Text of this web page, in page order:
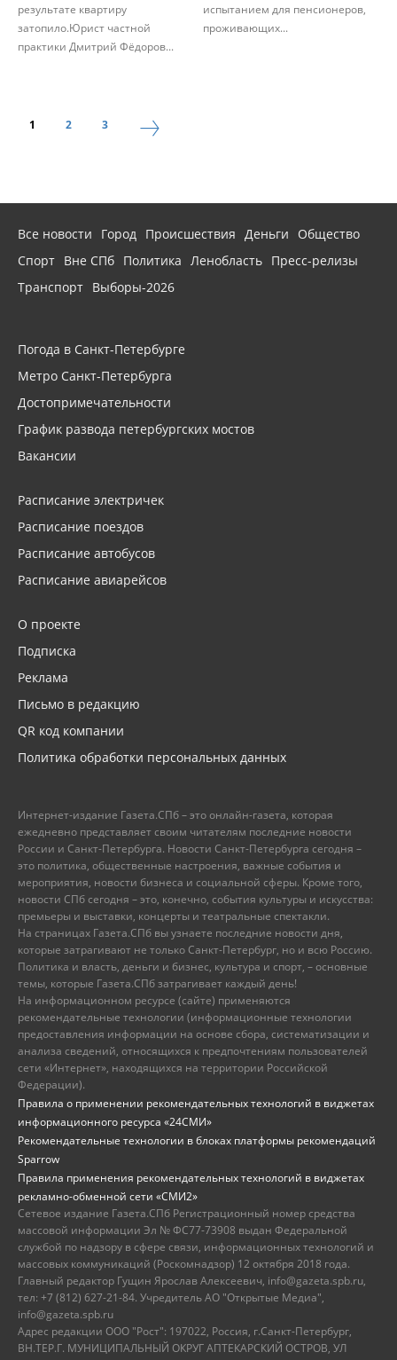
результате квартиру
затопило.Юрист частной
практики Дмитрий Фёдоров...
испытанием для пенсионеров,
проживающих...
1 2 3
Все новости Город Происшествия Деньги
Общество
Спорт Вне СПб Политика Ленобласть Пресс-релизы
Транспорт Выборы-2026
Погода в Санкт-Петербурге
Метро Санкт-Петербурга
Достопримечательности
График развода петербургских мостов
Вакансии
Расписание электричек
Расписание поездов
Расписание автобусов
Расписание авиарейсов
О проекте
Подписка
Реклама
Письмо в редакцию
QR код компании
Политика обработки персональных данных
Интернет-издание Газета.СПб – это онлайн-газета, которая
ежедневно представляет своим читателям последние новости
России и Санкт-Петербурга. Новости Санкт-Петербурга сегодня –
это политика, общественные настроения, важные события и
мероприятия, новости бизнеса и социальной сферы. Кроме того,
новости СПб сегодня – это, конечно, события культуры и искусства:
премьеры и выставки, концерты и театральные спектакли.
На страницах Газета.СПб вы узнаете последние новости дня,
которые затрагивают не только Санкт-Петербург, но и всю Россию.
Политика и власть, деньги и бизнес, культура и спорт, – основные
темы, которые Газета.СПб затрагивает каждый день!
На информационном ресурсе (сайте) применяются
рекомендательные технологии (информационные технологии
предоставления информации на основе сбора, систематизации и
анализа сведений, относящихся к предпочтениям пользователей
сети «Интернет», находящихся на территории Российской
Федерации).
Правила о применении рекомендательных технологий в виджетах
информационного ресурса «24СМИ»
Рекомендательные технологии в блоках платформы рекомендаций
Sparrow
Правила применения рекомендательных технологий в виджетах
рекламно-обменной сети «СМИ2»
Сетевое издание Газета.СПб Регистрационный номер средства
массовой информации Эл № ФС77-73908 выдан Федеральной
службой по надзору в сфере связи, информационных технологий и
массовых коммуникаций (Роскомнадзор) 12 октября 2018 года.
Главный редактор Гущин Ярослав Алексеевич, info@gazeta.spb.ru,
тел: +7 (812) 627-21-84. Учредитель АО "Открытые Медиа",
info@gazeta.spb.ru
Адрес редакции ООО "Рост": 197022, Россия, г.Санкт-Петербург,
ВН.ТЕР.Г. МУНИЦИПАЛЬНЫЙ ОКРУГ АПТЕКАРСКИЙ ОСТРОВ, УЛ